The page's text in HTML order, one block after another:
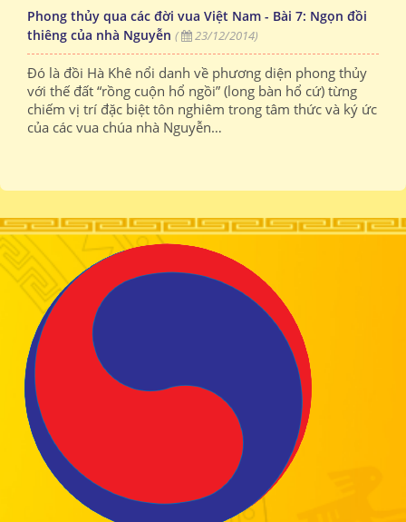
Phong thủy qua các đời vua Việt Nam - Bài 7: Ngọn đồi
thiêng của nhà Nguyễn ( 23/12/2014)
Đó là đồi Hà Khê nổi danh về phương diện phong thủy
với thế đất “rồng cuộn hổ ngồi” (long bàn hổ cứ) từng
chiếm vị trí đặc biệt tôn nghiêm trong tâm thức và ký ức
của các vua chúa nhà Nguyễn…